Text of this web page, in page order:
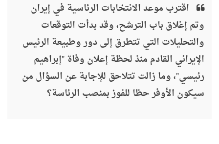
اقترب موعد الانتخابات الرئاسية في إيران
وتم إغلاق باب الترشح، وقد بدأت التوقعات
والتحليلات التي تتطرق إلى دور وطبيعة الرئيس
الإيراني القادم منذ لحظة إعلان وفاة "إبراهيم
رئيسي"، وما زالت تتلاحق للإجابة عن السؤال من
سيكون الأوفر حظا للفوز بمنصب الرئاسة؟